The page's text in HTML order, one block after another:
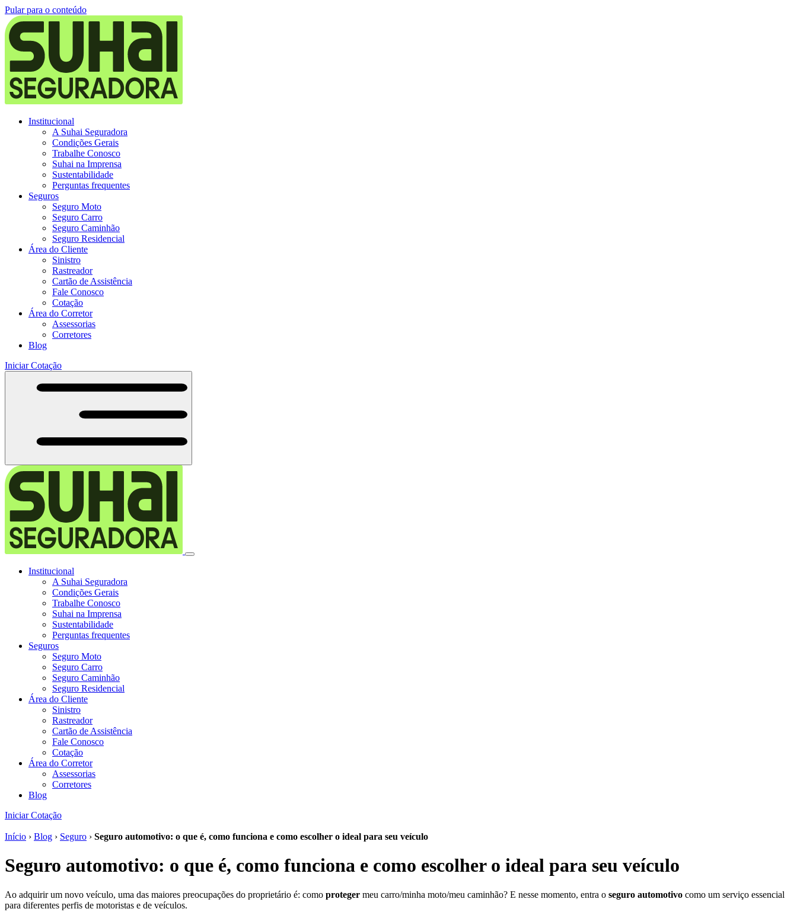
Pular para o conteúdo
Institucional
A Suhai Seguradora
Condições Gerais
Trabalhe Conosco
Suhai na Imprensa
Sustentabilidade
Perguntas frequentes
Seguros
Seguro Moto
Seguro Carro
Seguro Caminhão
Seguro Residencial
Área do Cliente
Sinistro
Rastreador
Cartão de Assistência
Fale Conosco
Cotação
Área do Corretor
Assessorias
Corretores
Blog
Iniciar Cotação
Institucional
A Suhai Seguradora
Condições Gerais
Trabalhe Conosco
Suhai na Imprensa
Sustentabilidade
Perguntas frequentes
Seguros
Seguro Moto
Seguro Carro
Seguro Caminhão
Seguro Residencial
Área do Cliente
Sinistro
Rastreador
Cartão de Assistência
Fale Conosco
Cotação
Área do Corretor
Assessorias
Corretores
Blog
Iniciar Cotação
Início › Blog › Seguro › Seguro automotivo: o que é, como funciona e como escolher o ideal para seu veículo
Seguro automotivo: o que é, como funciona e como escolher o ideal para seu veículo
Ao adquirir um novo veículo, uma das maiores preocupações do proprietário é: como proteger meu carro/minha moto/meu caminhão? E nesse momento, entra o seguro automotivo como um serviço essencial
para diferentes perfis de motoristas e de veículos.